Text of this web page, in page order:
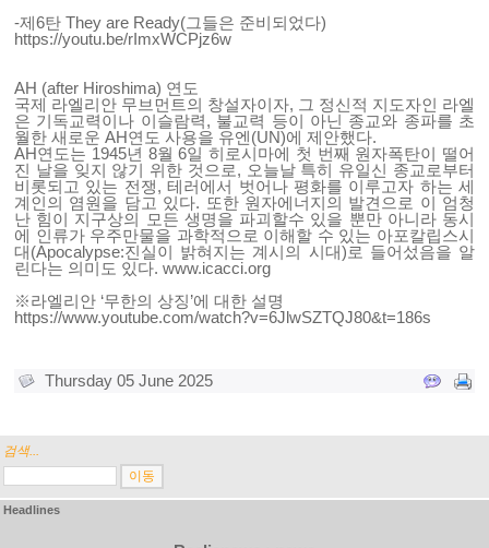
검색...
Headlines
-제6탄 They are Ready(그들은 준비되었다)
https://youtu.be/rImxWCPjz6w
AH (after Hiroshima) 연도
국제 라엘리안 무브먼트의 창설자이자, 그 정신적 지도자인 라엘
은 기독교력이나 이슬람력, 불교력 등이 아닌 종교와 종파를 초
월한 새로운 AH연도 사용을 유엔(UN)에 제안했다.
AH연도는 1945년 8월 6일 히로시마에 첫 번째 원자폭탄이 떨어
진 날을 잊지 않기 위한 것으로, 오늘날 특히 유일신 종교로부터
비롯되고 있는 전쟁, 테러에서 벗어나 평화를 이루고자 하는 세
계인의 염원을 담고 있다. 또한 원자에너지의 발견으로 이 엄청
난 힘이 지구상의 모든 생명을 파괴할수 있을 뿐만 아니라 동시
에 인류가 우주만물을 과학적으로 이해할 수 있는 아포칼립스시
대(Apocalypse:진실이 밝혀지는 계시의 시대)로 들어섰음을 알
린다는 의미도 있다. www.icacci.org
※라엘리안 ‘무한의 상징’에 대한 설명
https://www.youtube.com/watch?v=6JlwSZTQJ80&t=186s
Thursday 05 June 2025